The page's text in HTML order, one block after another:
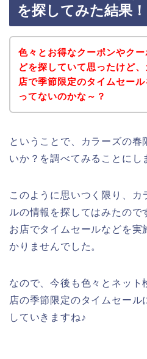
を探してみた結果！
色々とお得なクーポンやク
どを探していて思ったけど
店で季節限定のタイムセー
ってないのかな～？
ということで、カラーズの春
いか？を調べてみることにし
このように思いつく限り、カ
ルの情報を探してはみたので
お店でタイムセールなどを実
かりませんでした。
なので、今後も色々とネット
店の季節限定のタイムセール
していきますね♪